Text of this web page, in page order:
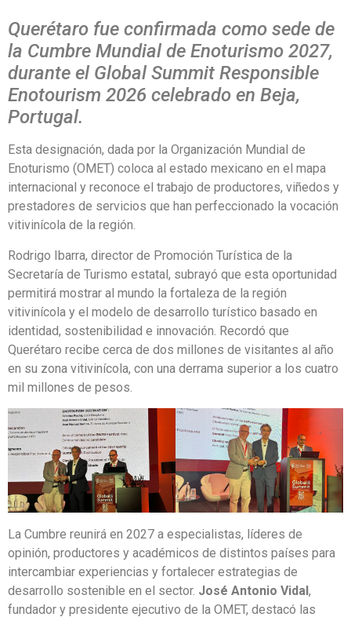
Querétaro fue confirmada como sede de
la Cumbre Mundial de Enoturismo 2027,
durante el Global Summit Responsible
Enotourism 2026 celebrado en Beja,
Portugal.
Esta designación, dada por la Organización Mundial de
Enoturismo (OMET) coloca al estado mexicano en el mapa
internacional y reconoce el trabajo de productores, viñedos y
prestadores de servicios que han perfeccionado la vocación
vitivinícola de la región.
Rodrigo Ibarra, director de Promoción Turística de la
Secretaría de Turismo estatal, subrayó que esta oportunidad
permitirá mostrar al mundo la fortaleza de la región
vitivinícola y el modelo de desarrollo turístico basado en
identidad, sostenibilidad e innovación. Recordó que
Querétaro recibe cerca de dos millones de visitantes al año
en su zona vitivinícola, con una derrama superior a los cuatro
mil millones de pesos.
La Cumbre reunirá en 2027 a especialistas, líderes de
opinión, productores y académicos de distintos países para
intercambiar experiencias y fortalecer estrategias de
desarrollo sostenible en el sector. José Antonio Vidal,
fundador y presidente ejecutivo de la OMET, destacó las